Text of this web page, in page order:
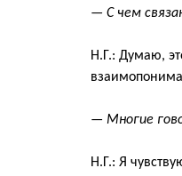
— С чем
Н.Г.: Думаю,
— Многие
Н.Г.: Я